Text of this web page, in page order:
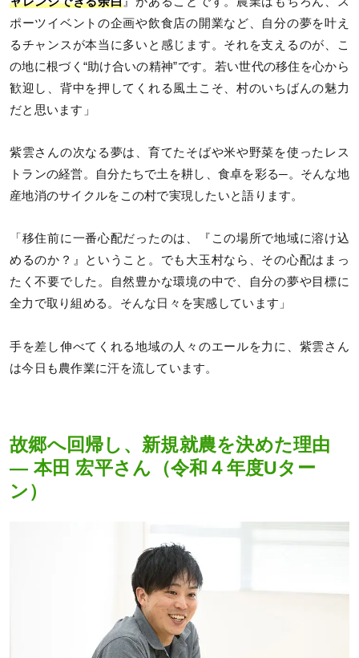
ポーツイベントの企画や飲食店の開業など、自分の夢を叶え
るチャンスが本当に多いと感じます。それを支えるのが、こ
の地に根づく“助け合いの精神”です。若い世代の移住を心から
歓迎し、背中を押してくれる風土こそ、村のいちばんの魅力
だと思います」
紫雲さんの次なる夢は、育てたそばや米や野菜を使ったレス
トランの経営。自分たちで土を耕し、食卓を彩る─。そんな地
産地消のサイクルをこの村で実現したいと語ります。
「移住前に一番心配だったのは、『この場所で地域に溶け込
めるのか？』ということ。でも大玉村なら、その心配はまっ
たく不要でした。自然豊かな環境の中で、自分の夢や目標に
全力で取り組める。そんな日々を実感しています」
手を差し伸べてくれる地域の人々のエールを力に、紫雲さん
は今日も農作業に汗を流しています。
故郷へ回帰し、新規就農を決めた理由
― 本田 宏平さん（令和４年度Uター
ン）